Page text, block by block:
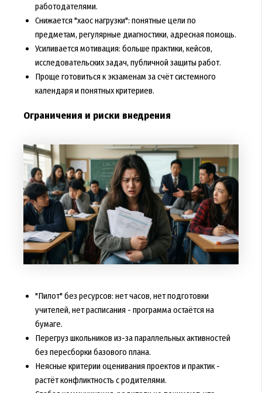
работодателями.
Снижается "хаос нагрузки": понятные цели по
предметам, регулярные диагностики, адресная помощь.
Усиливается мотивация: больше практики, кейсов,
исследовательских задач, публичной защиты работ.
Проще готовиться к экзаменам за счёт системного
календаря и понятных критериев.
Ограничения и риски внедрения
"Пилот" без ресурсов: нет часов, нет подготовки
учителей, нет расписания - программа остаётся на
бумаге.
Перегруз школьников из-за параллельных активностей
без пересборки базового плана.
Неясные критерии оценивания проектов и практик -
растёт конфликтность с родителями.